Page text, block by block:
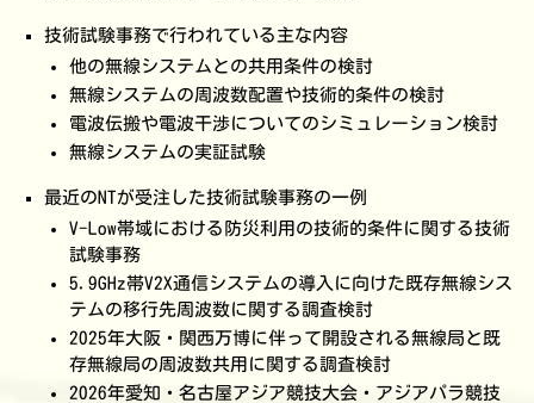
技術試験事務で行われている主な内容
他の無線システムとの共用条件の検討
無線システムの周波数配置や技術的条件の検討
電波伝搬や電波干渉についてのシミュレーション検討
無線システムの実証試験
最近のNTが受注した技術試験事務の一例
V-Low帯域における防災利用の技術的条件に関する技術
試験事務
5.9GHz帯V2X通信システムの導入に向けた既存無線シス
テムの移行先周波数に関する調査検討
2025年大阪・関西万博に伴って開設される無線局と既
存無線局の周波数共用に関する調査検討
2026年愛知・名古屋アジア競技大会・アジアパラ競技